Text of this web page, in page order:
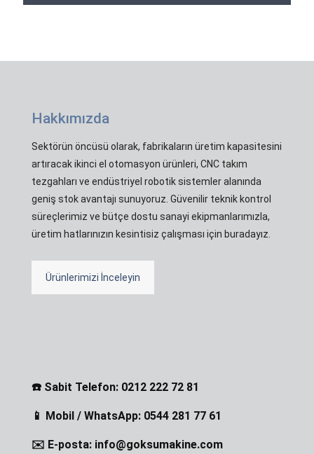
Hakkımızda
Sektörün öncüsü olarak, fabrikaların üretim kapasitesini
artıracak ikinci el otomasyon ürünleri, CNC takım
tezgahları ve endüstriyel robotik sistemler alanında
geniş stok avantajı sunuyoruz. Güvenilir teknik kontrol
süreçlerimiz ve bütçe dostu sanayi ekipmanlarımızla,
üretim hatlarınızın kesintisiz çalışması için buradayız.
Ürünlerimizi İnceleyin
☎️ Sabit Telefon: 0212 222 72 81
📱 Mobil / WhatsApp: 0544 281 77 61
✉️ E-posta: info@goksumakine.com